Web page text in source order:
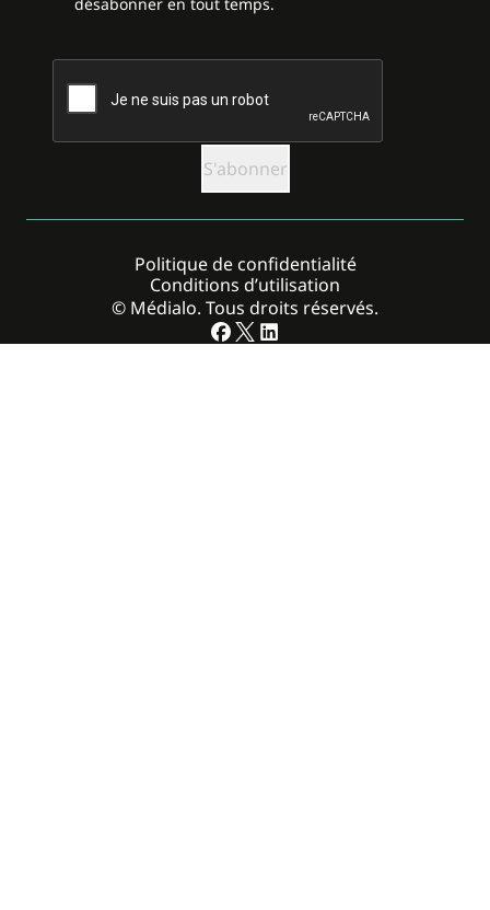
CAPTCHA
© Médialo. Tous droits réservés.
Politique de confidentialité
Conditions d’utilisation